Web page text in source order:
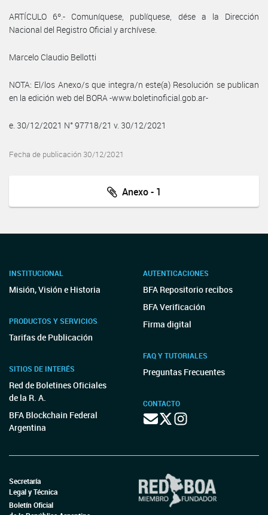
ARTÍCULO 6º.- Comuníquese, publíquese, dése a la Dirección
Nacional del Registro Oficial y archívese.
Marcelo Claudio Bellotti
NOTA: El/los Anexo/s que integra/n este(a) Resolución se publican
en la edición web del BORA -www.boletinoficial.gob.ar-
e. 30/12/2021 N° 97718/21 v. 30/12/2021
Fecha de publicación 30/12/2021
Anexo - 1
INSTITUCIONAL
Misión, Visión e Historia
PRODUCTOS Y SERVICIOS
Tarifas de Publicación
SITIOS DE INTERÉS
Red de Boletines Oficiales
de la R. A.
BFA Blockchain Federal
Argentina
AUTENTICACIONES
BFA Repositorio recibos
BFA Verificación
Firma digital
FAQ Y TUTORIALES
Preguntas Frecuentes
CONTACTO
Secretaría
Legal y Técnica
Boletín Oficial